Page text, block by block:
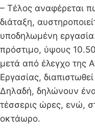
– Τέλος αναφέρεται
διάταξη,
υποδηλωμένη
πρόστιμο, ύψους
μετά από έλεγχο της
Εργασίας,
Δηλαδή, δηλώνουν
τέσσερις ώρες, ενώ,
οκτάωρο.